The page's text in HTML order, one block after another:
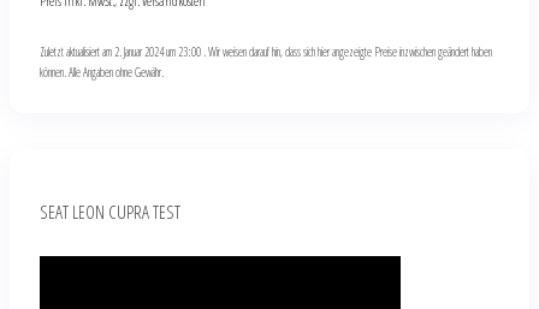
Zuletzt aktualisiert am 2. Januar 2024 um 23:00 . Wir weisen darauf hin, dass sich hier angezeigte Preise inzwischen geändert haben
können. Alle Angaben ohne Gewähr.
SEAT LEON CUPRA TEST